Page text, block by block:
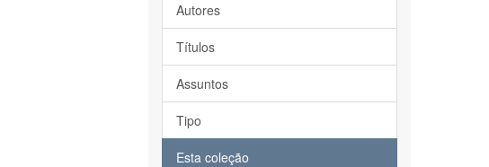
Autores
Títulos
Assuntos
Tipo
Esta coleção